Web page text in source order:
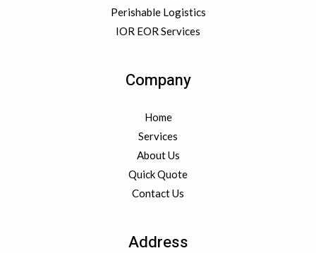
Perishable Logistics
IOR EOR Services
Company
Home
Services
About Us
Quick Quote
Contact Us
Address